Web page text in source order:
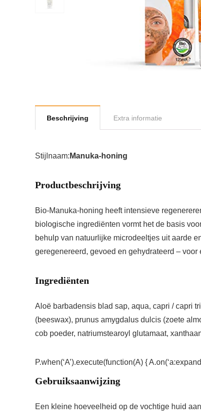
Beschrijving Extra informatie
Stijlnaam: Manuka-honing
Productbeschrijving
Bio-Manuka-honing heeft intensieve
biologische ingrediënten vormt het de basis
behulp van natuurlijke microdeeltjes uit aarde
geregenereerd, gevoed en gehydrateerd – voor
Ingrediënten
Aloë barbadensis blad sap, aqua, capri / capri
(beeswax), prunus amygdalus dulcis (zoete
cob poeder, natriumstearoyl glutamaat,
P.when(‘A’).execute(function(A) {
Gebruiksaanwijzing
Een kleine hoeveelheid op de vochtige huid